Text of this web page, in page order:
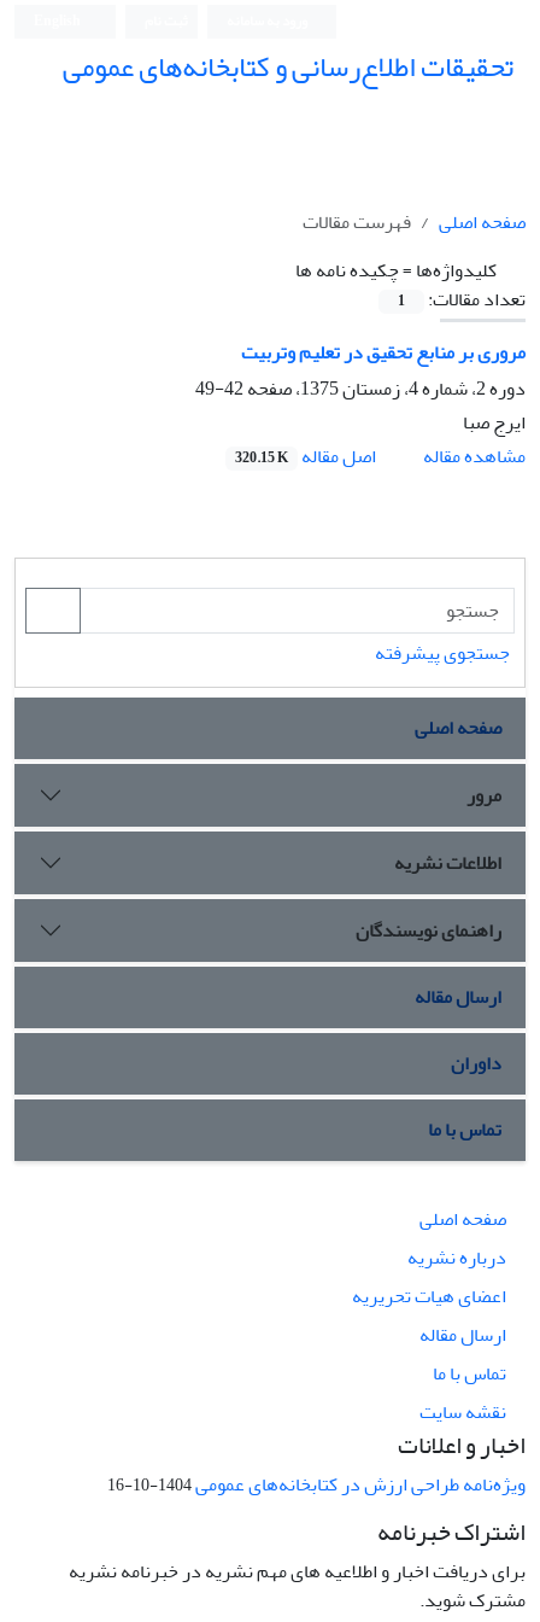
تحقیقات اطلاع‌رسانی و کتابخانه‌های عمومی
صفحه اصلی
فهرست مقالات
کلیدواژه‌ها =چکیده نامه ها
تعداد مقالات:
1
مروری بر منابع تحقیق در تعلیم وتربیت
دوره 2، شماره 4، زمستان 1375، صفحه
42-49
ایرج صبا
مشاهده مقاله
اصل مقاله 320.15 K
جستجوی پیشرفته
صفحه اصلی
مرور
اطلاعات نشریه
راهنمای نویسندگان
ارسال مقاله
داوران
تماس با ما
صفحه اصلی
درباره نشریه
اعضای هیات تحریریه
ارسال مقاله
تماس با ما
نقشه سایت
اخبار و اعلانات
ویژه‌نامه طراحی ارزش در کتابخانه‌های عمومی1404-10-16
اشتراک خبرنامه
برای دریافت اخبار و اطلاعیه های مهم نشریه در خبرنامه نشریه
مشترک شوید.